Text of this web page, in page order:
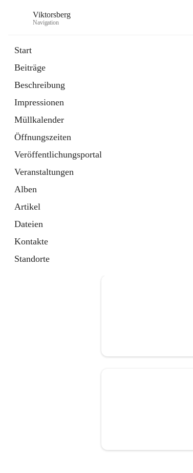
Viktorsberg
Navigation
Start
Beiträge
Beschreibung
Impressionen
Müllkalender
Öffnungszeiten
Veröffentlichungsportal
Veranstaltungen
Alben
Artikel
Dateien
Kontakte
Standorte